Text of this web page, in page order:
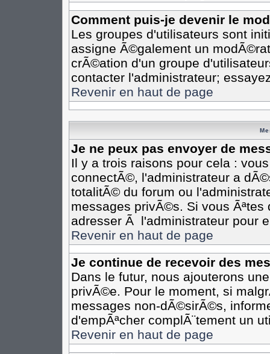
Comment puis-je devenir le
Les groupes d'utilisateurs sont
assigne Ã©galement un
crÃ©ation d'un groupe
contacter l'administrateur;
Revenir en haut de page
Je ne peux pas envoyer de
Il y a trois raisons pour cela :
connectÃ©, l'administrateur a
totalitÃ© du forum ou
messages privÃ©s. Si vous
adresser Ã l'administrateur pour
Revenir en haut de page
Je continue de recevoir des
Dans le futur, nous ajouterons
privÃ©e. Pour le moment, si
messages non-dÃ©sirÃ©s,
d'empÃªcher complÃ¨tement un
Revenir en haut de page